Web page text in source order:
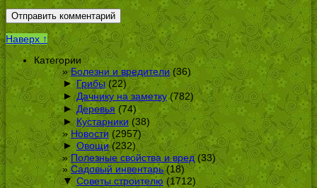
Наверх ↑
Категории
Болезни и вредители(36)
► Грибы(22)
► Дачнику на заметку(782)
► Деревья (74)
► Кустарники (38)
Новости (2957)
► Овощи(232)
Полезные свойства и вред(33)
Садовый инвентарь(18)
▼ Советы строителю (1712)